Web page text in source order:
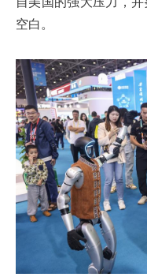
空白。